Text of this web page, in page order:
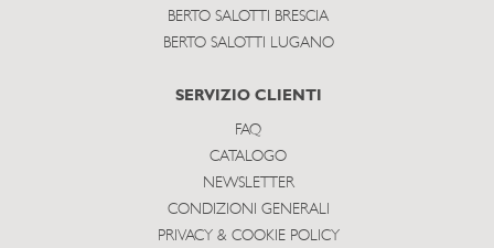
BERTO SALOTTI BRESCIA
BERTO SALOTTI LUGANO
SERVIZIO CLIENTI
FAQ
CATALOGO
NEWSLETTER
CONDIZIONI GENERALI
PRIVACY & COOKIE POLICY